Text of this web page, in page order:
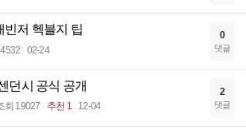
빈저 헥블지 팁
02-24
0
댓글
던시 공식 공개
회 19027 추천 1 12-04
2
댓글